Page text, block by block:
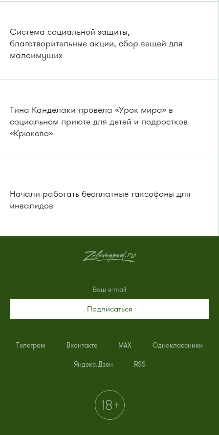
Система социальной защиты,
благотворительные акции, сбор вещей для
малоимущих
Тина Канделаки провела «Урок мира» в
социальном приюте для детей и подростков
«Крюково»
Начали работать бесплатные таксофоны для
инвалидов
Подписаться
Телеграм Вконтакте MAX Одноклассники
Яндекс.Дзен RSS